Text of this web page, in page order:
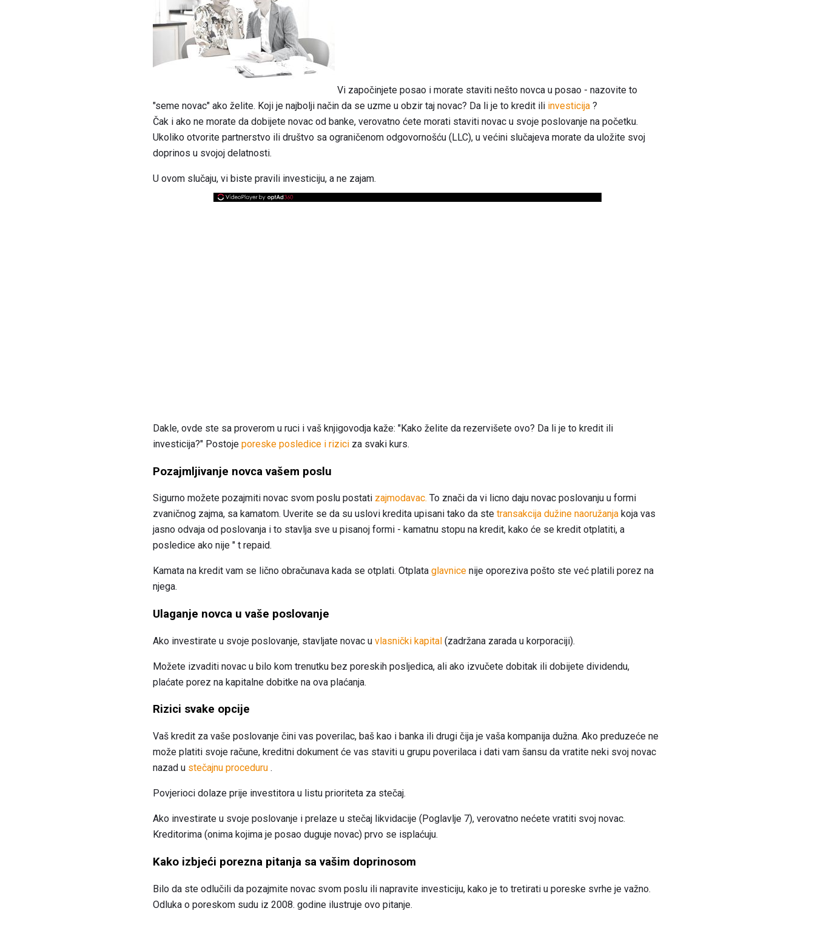
Vi započinjete posao i morate staviti nešto novca u posao - nazovite to
"seme novac" ako želite. Koji je najbolji način da se uzme u obzir taj novac? Da li je to kredit ili investicija ?
Čak i ako ne morate da dobijete novac od banke, verovatno ćete morati staviti novac u svoje poslovanje na početku.
Ukoliko otvorite partnerstvo ili društvo sa ograničenom odgovornošću (LLC), u većini slučajeva morate da uložite svoj
doprinos u svojoj delatnosti.
U ovom slučaju, vi biste pravili investiciju, a ne zajam.
Dakle, ovde ste sa proverom u ruci i vaš knjigovodja kaže: "Kako želite da rezervišete ovo? Da li je to kredit ili
investicija?" Postoje poreske posledice i rizici za svaki kurs.
Pozajmljivanje novca vašem poslu
Sigurno možete pozajmiti novac svom poslu postati zajmodavac. To znači da vi licno daju novac poslovanju u formi
zvaničnog zajma, sa kamatom. Uverite se da su uslovi kredita upisani tako da ste transakcija dužine naoružanja koja vas
jasno odvaja od poslovanja i to stavlja sve u pisanoj formi - kamatnu stopu na kredit, kako će se kredit otplatiti, a
posledice ako nije " t repaid.
Kamata na kredit vam se lično obračunava kada se otplati. Otplata glavnice nije oporeziva pošto ste već platili porez na
njega.
Ulaganje novca u vaše poslovanje
Ako investirate u svoje poslovanje, stavljate novac u vlasnički kapital (zadržana zarada u korporaciji).
Možete izvaditi novac u bilo kom trenutku bez poreskih posljedica, ali ako izvučete dobitak ili dobijete dividendu,
plaćate porez na kapitalne dobitke na ova plaćanja.
Rizici svake opcije
Vaš kredit za vaše poslovanje čini vas poverilac, baš kao i banka ili drugi čija je vaša kompanija dužna. Ako preduzeće ne
može platiti svoje račune, kreditni dokument će vas staviti u grupu poverilaca i dati vam šansu da vratite neki svoj novac
nazad u stečajnu proceduru .
Povjerioci dolaze prije investitora u listu prioriteta za stečaj.
Ako investirate u svoje poslovanje i prelaze u stečaj likvidacije (Poglavlje 7), verovatno nećete vratiti svoj novac.
Kreditorima (onima kojima je posao duguje novac) prvo se isplaćuju.
Kako izbjeći porezna pitanja sa vašim doprinosom
Bilo da ste odlučili da pozajmite novac svom poslu ili napravite investiciju, kako je to tretirati u poreske svrhe je važno.
Odluka o poreskom sudu iz 2008. godine ilustruje ovo pitanje.